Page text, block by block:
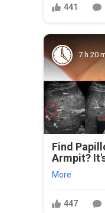
441
7 h 20
Find
Armpit?
More
447